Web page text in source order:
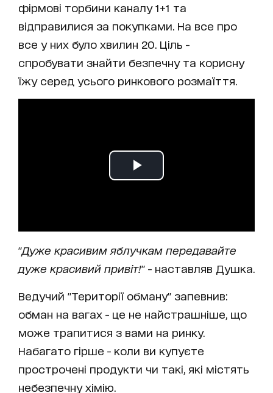
фірмові торбини каналу 1+1 та
відправилися за покупками. На все про
все у них було хвилин 20. Ціль -
спробувати знайти безпечну та корисну
їжу серед усього ринкового розмаїття.
"Дуже красивим яблучкам передавайте
дуже красивий привіт!" - наставляв Душка.
Ведучий "Території обману" запевнив:
обман на вагах - це не найстрашніше, що
може трапитися з вами на ринку.
Набагато гірше - коли ви купуєте
прострочені продукти чи такі, які містять
небезпечну хімію.